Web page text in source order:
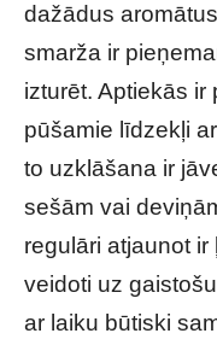
dažādus
smarža ir
izturēt. Aptiekās
pūšamie līdzekļi
to uzklāšana ir
sešām vai
regulāri atjaunot
veidoti uz
ar laiku būtiski